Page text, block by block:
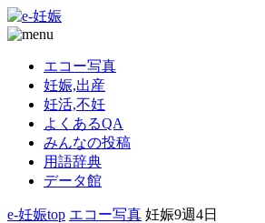
エコー写真
妊娠,出産
妊活,不妊
よくあるQA
みんなの投稿
用語辞典
データ館
e-妊娠top エコー写真 妊娠9週4日